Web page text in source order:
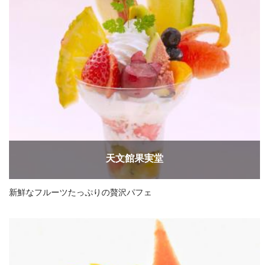
天文館果実堂
新鮮なフルーツたっぷりの贅沢パフェ